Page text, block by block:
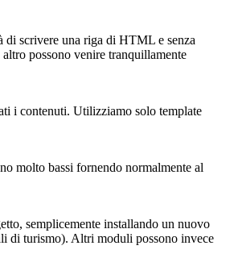
di scrivere una riga di HTML e senza
possono venire tranquillamente
i contenuti. Utilizziamo solo template
molto bassi fornendo normalmente al
semplicemente installando un nuovo
di turismo). Altri moduli possono invece